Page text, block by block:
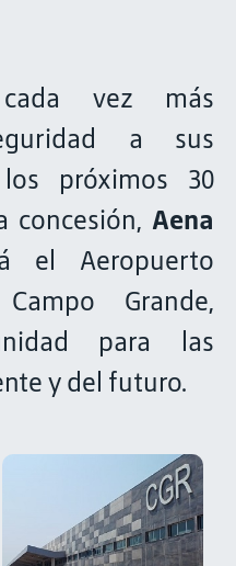
vez más
a sus
próximos 30
concesión, Aena
el Aeropuerto
Grande,
para las
y del futuro.